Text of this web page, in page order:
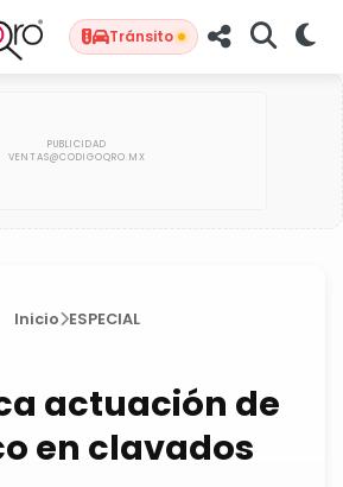
Tránsito
Inicio ESPECIAL
actuación de
en clavados